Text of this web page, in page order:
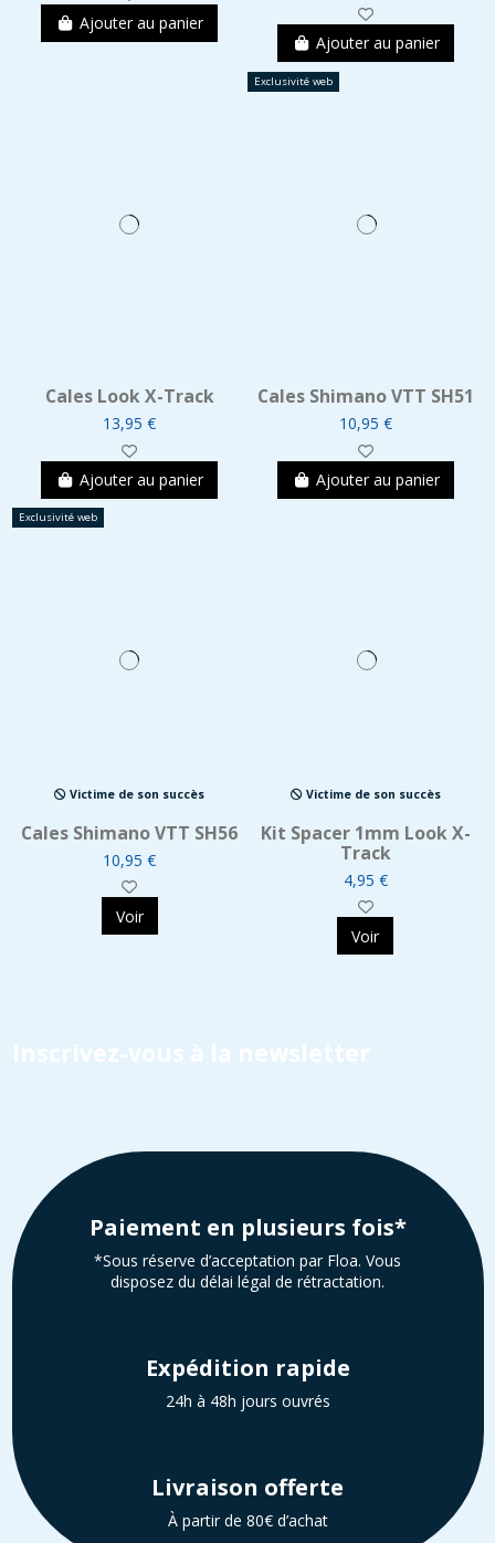
Ajouter au panier
Ajouter au panier
Cales Look X-Track
13,95 €
Ajouter au panier
Exclusivité web
Cales Shimano VTT SH51
10,95 €
Ajouter au panier
Exclusivité web
Victime de son succès
Cales Shimano VTT SH56
10,95 €
Voir
Victime de son succès
Kit Spacer 1mm Look X-
Track
4,95 €
Voir
Inscrivez-vous à la newsletter
Paiement en plusieurs fois*
*Sous réserve d’acceptation par Floa. Vous
disposez du délai légal de rétractation.
Expédition rapide
24h à 48h jours ouvrés
Livraison offerte
À partir de 80€ d’achat